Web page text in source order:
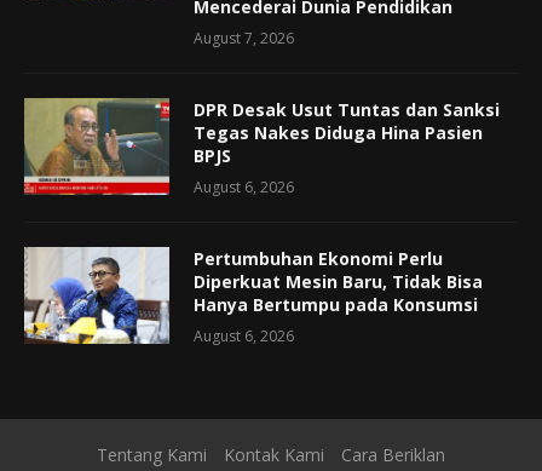
Mencederai Dunia Pendidikan
August 7, 2026
DPR Desak Usut Tuntas dan Sanksi
Tegas Nakes Diduga Hina Pasien
BPJS
August 6, 2026
Pertumbuhan Ekonomi Perlu
Diperkuat Mesin Baru, Tidak Bisa
Hanya Bertumpu pada Konsumsi
August 6, 2026
Tentang Kami Kontak Kami Cara Beriklan